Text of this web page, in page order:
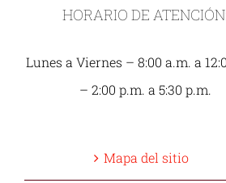
HORARIO DE ATENCIÓN:
Lunes a Viernes – 8:00 a.m. a
– 2:00 p.m. a 5:30 p.m.
Mapa del sitio